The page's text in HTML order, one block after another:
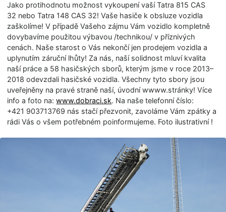
Jako protihodnotu možnost vykoupení vaší Tatra 815 CAS
32 nebo Tatra 148 CAS 32! Vaše hasiče k obsluze vozidla
zaškolíme! V případě Vašeho zájmu Vám vozidlo kompletně
dovybavíme použitou výbavou /technikou/ v příznivých
cenách. Naše starost o Vás nekončí jen prodejem vozidla a
uplynutím záruční lhůty! Za nás, naší solidnost mluví kvalita
naší práce a 58 hasičských sborů, kterým jsme v roce 2013–
2018 odevzdali hasičské vozidla. Všechny tyto sbory jsou
uveřejněny na pravé straně naší, úvodní wwww.stránky! Více
info a foto na:www.dobraci.sk. Na naše telefonní číslo:
+421 903713769 nás stačí přezvonit, zavoláme Vám zpátky a
rádi Vás o všem potřebném poinformujeme. Foto ilustrativní !